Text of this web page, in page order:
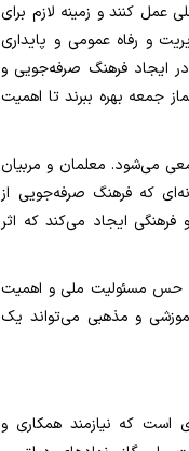
عمل کنند و زمینه لازم برای
و رفاه عمومی و پایداری
ایجاد فرهنگ صرفه‌جویی و
جمعه بهره ببرند تا اهمیت
می‌شود. معلمان و مربیان
که فرهنگ صرفه‌جویی از
فرهنگی ایجاد می‌کند که اثر
حس مسئولیت ملی و اهمیت
و مذهبی می‌تواند یک
که نیازمند همکاری و